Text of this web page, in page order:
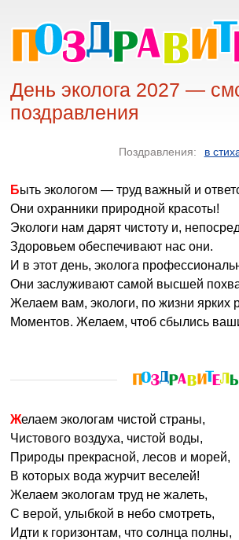
День эколога 2027 —
поздравления
Поздравления: в
Быть экологом — труд важный и
Они охранники природной красоты!
Экологи нам дарят чистоту и,
Здоровьем обеспечивают нас они.
И в этот день, эколога
Они заслуживают самой высшей
Желаем вам, экологи, по жизни ярких
Моментов. Желаем, чтоб сбылись
Желаем экологам чистой страны,
Чистового воздуха, чистой воды,
Природы прекрасной, лесов и морей,
В которых вода журчит веселей!
Желаем экологам труд не жалеть,
С верой, улыбкой в небо смотреть,
Идти к горизонтам, что солнца полны,